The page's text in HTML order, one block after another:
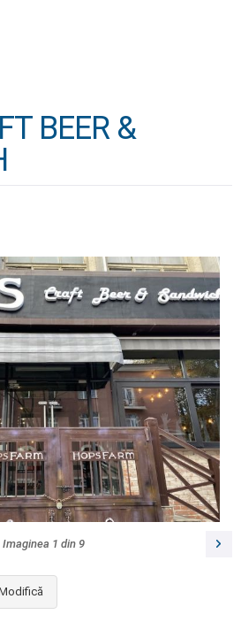
BEER &
Imaginea 1 din 9